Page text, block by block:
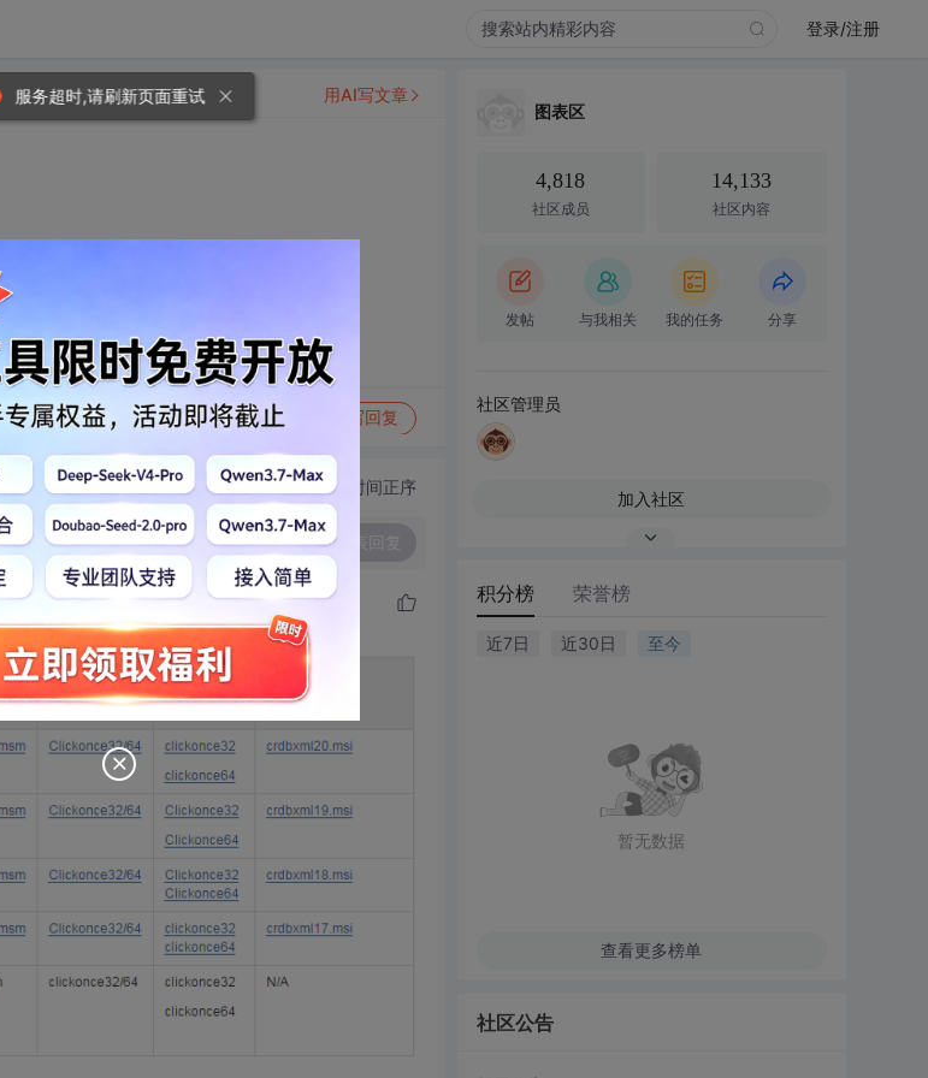
登录/注册
举报 写回复
用AI写文章
切换为时间正序
发表回复
图表区
4,818
社区成员
14,133
社区内容
发帖 与我相关 我的任务 分享
社区管理员
加入社区
积分榜 荣誉榜
近7日 近30日 至今
暂无数据
查看更多榜单
社区公告
服务超时,请刷新页面重试